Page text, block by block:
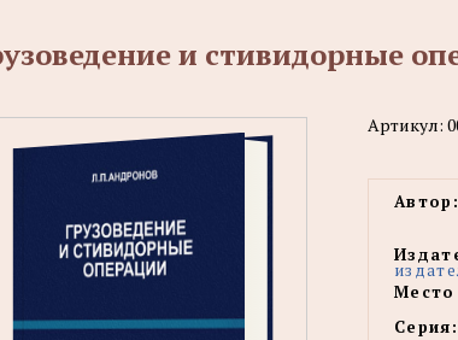
и стивидорные
Артикул:
Автор:
Место
Серия: